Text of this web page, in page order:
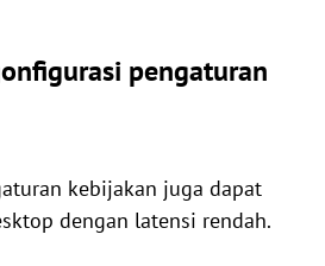
pengaturan
kebijakan juga dapat
dengan latensi rendah.